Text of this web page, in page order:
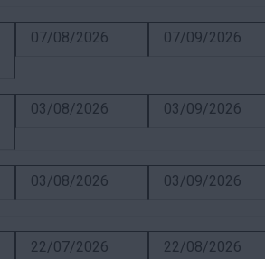
07/08/2026 07/09/2026
03/08/2026 03/09/2026
03/08/2026 03/09/2026
22/07/2026 22/08/2026